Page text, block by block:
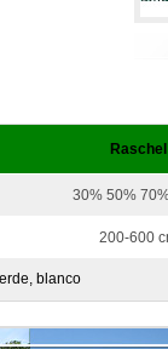
Raschel
30% 50%
200-600
blanco